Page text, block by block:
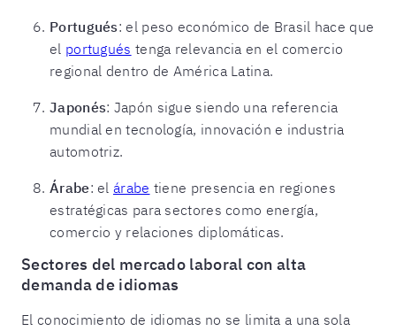
Portugués: el peso económico de Brasil hace que
el portugués tenga relevancia en el comercio
regional dentro de América Latina.
Japonés: Japón sigue siendo una referencia
mundial en tecnología, innovación e industria
automotriz.
Árabe: el árabe tiene presencia en regiones
estratégicas para sectores como energía,
comercio y relaciones diplomáticas.
Sectores del mercado laboral con alta
demanda de idiomas
El conocimiento de idiomas no se limita a una sola